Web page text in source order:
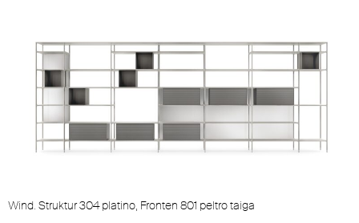
Wind. Struktur 304 platino, Fronten 801 peltro taiga